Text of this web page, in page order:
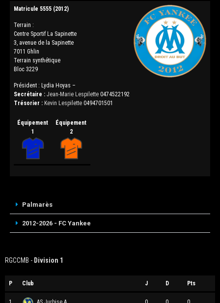
Matricule 5555 (2012)
Terrain :
Centre Sportif La Sapinette
3, avenue de la Sapinette
7011 Ghlin
Terrain synthétique
Bloc 3229
Président : Lydia Hoyas –
Secrétaire : Jean-Marie Lespilette0474522192
Trésorier : Kevin Lespilette0494701501
Équipement
1
Équipement
2
Palmarès
2012-2026 - FC Yankee
RGCCMB - Division 1
P Club J D Pts